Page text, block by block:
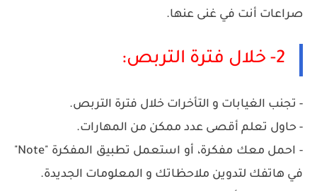
صراعات أنت في غنى عنها.
2- خلال فترة التربص:
- تجنب الغيابات و التأخرات خلال فترة التربص.
- حاول تعلم أقصى عدد ممكن من المهارات.
- احمل معك مفكرة، أو استعمل تطبيق المفكرة "Note"
في هاتفك لتدوين ملاحظاتك و المعلومات الجديدة.